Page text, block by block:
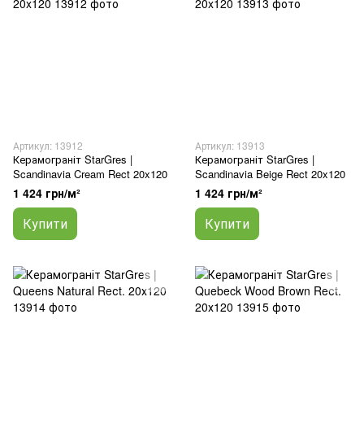
Артикул: 13912
Керамограніт StarGres |
Scandinavia Cream Rect 20x120
1 424 грн/м²
Купити
Артикул: 13913
Керамограніт StarGres |
Scandinavia Beige Rect 20x120
1 424 грн/м²
Купити